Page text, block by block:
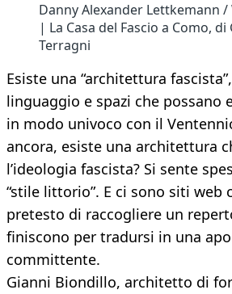
Danny Alexander Lettkemann
| La Casa del Fascio a Como,
Terragni
Esiste una “architettura
linguaggio e spazi che possano
in modo univoco con il
ancora, esiste una architettura
l’ideologia fascista? Si sente
“stile littorio”. E ci sono siti web
pretesto di raccogliere un
finiscono per tradursi in una
committente.
Gianni Biondillo, architetto di